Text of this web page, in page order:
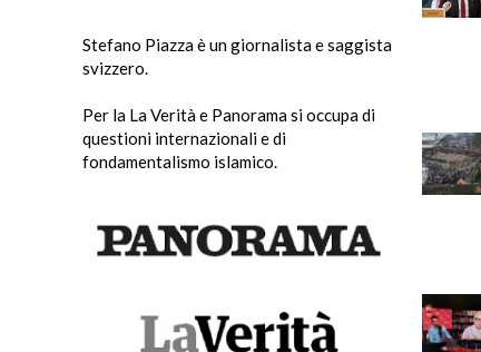
Stefano Piazza è un giornalista e saggista
svizzero.
Per la La Verità e Panorama si occupa di
questioni internazionali e di
fondamentalismo islamico.